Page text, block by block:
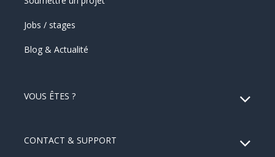
Jobs / stages
Blog & Actualité
VOUS ÊTES ?
CONTACT & SUPPORT